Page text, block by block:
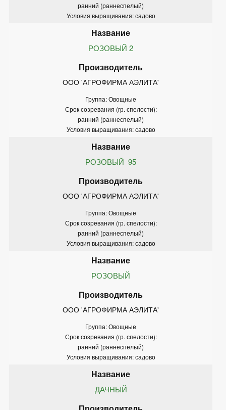
ранний (раннеспелый)
Условия выращивания: садово
РОЗОВЫЙ 2
ООО 'АГРОФИРМА АЭЛИТА'
Группа: Овощные
Срок созревания (гр. спелости):
ранний (раннеспелый)
Условия выращивания: садово
РОЗОВЫЙ  95
ООО 'АГРОФИРМА АЭЛИТА'
Группа: Овощные
Срок созревания (гр. спелости):
ранний (раннеспелый)
Условия выращивания: садово
РОЗОВЫЙ
ООО 'АГРОФИРМА АЭЛИТА'
Группа: Овощные
Срок созревания (гр. спелости):
ранний (раннеспелый)
Условия выращивания: садово
ДАЧНЫЙ